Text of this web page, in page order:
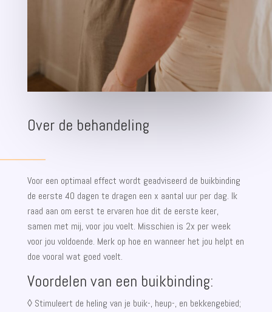
Over de behandeling
Voor een optimaal effect wordt geadviseerd de buikbinding
de eerste 40 dagen te dragen een x aantal uur per dag. Ik
raad aan om eerst te ervaren hoe dit de eerste keer,
samen met mij, voor jou voelt. Misschien is 2x per week
voor jou voldoende. Merk op hoe en wanneer het jou helpt en
doe vooral wat goed voelt.
Voordelen van een buikbinding:
◊ Stimuleert de heling van je buik-, heup-, en bekkengebied;